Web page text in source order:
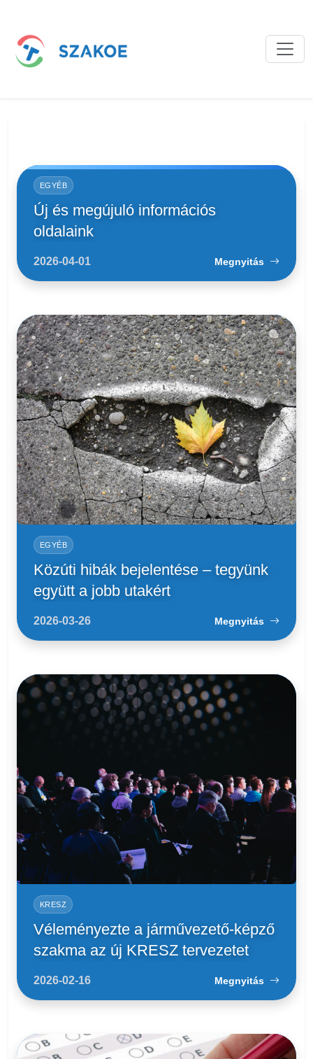
EGYÉB
Új és megújuló információs
oldalaink
2026-04-01 Megnyitás
EGYÉB
Közúti hibák bejelentése – tegyünk
együtt a jobb utakért
2026-03-26 Megnyitás
KRESZ
Véleményezte a járművezető-képző
szakma az új KRESZ tervezetet
2026-02-16 Megnyitás